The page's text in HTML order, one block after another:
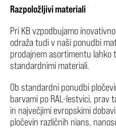
Razpoložljivi materiali
Pri KB vzpodbujamo
odraža tudi v naši ponudbi
prodajnem asortimentu lahko
standardnimi materiali.
Ob standardni ponudbi
barvami po RAL-lestvici, prav
in največjimi evropskimi
pločevin različnih nians,